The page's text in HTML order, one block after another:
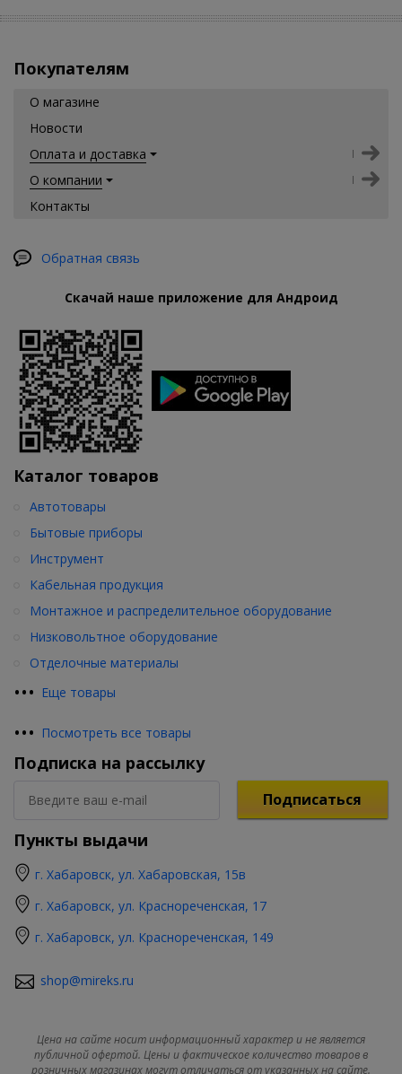
Покупателям
О магазине
Новости
Оплата и доставка
О компании
Контакты
Обратная связь
Скачай наше приложение для Андроид
Каталог товаров
••• Еще товары
Автотовары
Бытовые приборы
Инструмент
Кабельная продукция
Монтажное и распределительное оборудование
Низковольтное оборудование
Отделочные материалы
••• Посмотреть все товары
Подписка на рассылку
Подписаться
Пункты выдачи
г. Хабаровск, ул. Хабаровская, 15в
г. Хабаровск, ул. Краснореченская, 17
г. Хабаровск, ул. Краснореченская, 149
shop@mireks.ru
Цена на сайте носит информационный характер и не является
публичной офертой. Цены и фактическое количество товаров в
розничных магазинах могут отличаться от указанных на сайте.